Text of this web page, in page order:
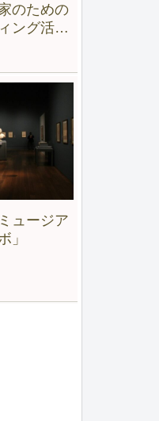
のための
ング活用
ュージア
」